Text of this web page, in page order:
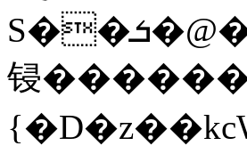
S��ܭ�@�&YV���Ռ��O�Hu�MI`\�3 j�i�q�lLO��At
锓������